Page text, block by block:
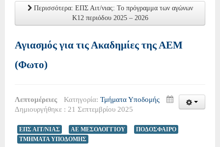
Περισσότερα: ΕΠΣ Αιτ/νιας: Το πρόγραμμα των αγώνων
Κ12 περιόδου 2025 – 2026
Αγιασμός για τις Ακαδημίες της ΑΕΜ
(Φωτο)
Λεπτομέρειες Κατηγορία: Τμήματα Υποδομής
Δημιουργήθηκε : 21 Σεπτεμβρίου 2025
ΕΠΣ ΑΙΤ/ΝΙΑΣ ΑΕ ΜΕΣΟΛΟΓΓΙΟΥ
ΠΟΔΟΣΦΑΙΡΟ
ΤΜΗΜΑΤΑ ΥΠΟΔΟΜΗΣ